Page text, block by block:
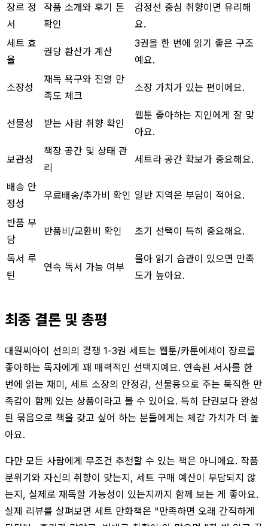
장르 정
서
작품 소개와 후기 톤
확인
감정선 중심 취향이면 유리해
요.
세트 효
율
권당 환산가 계산
3권을 한 번에 읽기 좋은 구조
예요.
소장성
재독 욕구와 진열 만
족도 체크
소장 가치가 있는 편이에요.
선물성 받는 사람 취향 확인
웹툰 좋아하는 지인에게 잘 맞
아요.
보관성
책장 공간 및 상태 관
리
세트라 공간 확보가 중요해요.
배송 안
정성
무료배송/추가비 확인 일반 지역은 부담이 적어요.
반품 부
담
반품비/교환비 확인 초기 선택이 특히 중요해요.
독서 루
틴
연속 독서 가능 여부
몰아 읽기 습관이 있으면 만족
도가 높아요.
최종 결론 및 총평
대원씨아이 선의의 경쟁 1-3권 세트는 웹툰/카툰에세이 장르를
좋아하는 독자에게 꽤 매력적인 선택지예요. 연속된 서사를 한
번에 읽는 재미, 세트 소장의 안정감, 선물용으로 주는 묵직한 만
족감이 함께 있는 상품이라고 볼 수 있어요. 특히 단권보다 완성
된 묶음으로 책을 갖고 싶어 하는 분들에게는 체감 가치가 더 높
아요.
다만 모든 사람에게 무조건 추천할 수 있는 책은 아니에요. 작품
분위기와 자신의 취향이 맞는지, 세트 구매 예산이 부담되지 않
는지, 실제로 재독할 가능성이 있는지까지 함께 보는 게 좋아요.
실제 리뷰를 살펴보면 세트 만화책은 "만족하면 오래 간직하게